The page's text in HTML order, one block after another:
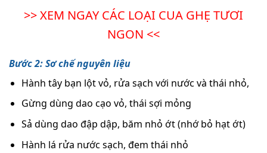
>> XEM NGAY CÁC LOẠI CUA GHẸ TƯƠI
NGON <<
Bước 2: Sơ chế nguyên liệu
Hành tây bạn lột vỏ, rửa sạch với nước và thái nhỏ,
Gừng dùng dao cạo vỏ, thái sợi mỏng
Sả dùng dao đập dập, băm nhỏ ớt (nhớ bỏ hạt ớt)
Hành lá rửa nước sạch, đem thái nhỏ